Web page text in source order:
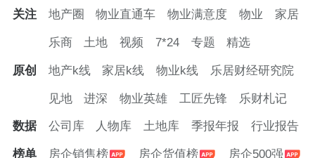
关注 地产圈 物业直通车 物业满意度 物业 家居
乐商 土地 视频 7*24 专题 精选
原创 地产k线 家居k线 物业k线 乐居财经研究院
见地 进深 物业英雄 工匠先锋 乐财札记
数据 公司库 人物库 土地库 季报年报 行业报告
榜单 房企销售榜 房企货值榜 房企500强